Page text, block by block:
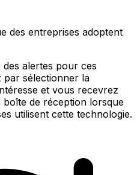
des entreprises adoptent
alertes pour ces
par sélectionner la
et vous recevrez
boîte de réception lorsque
utilisent cette technologie.